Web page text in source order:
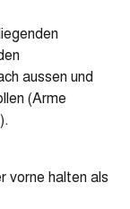
aussen und
(Arme
vorne halten als